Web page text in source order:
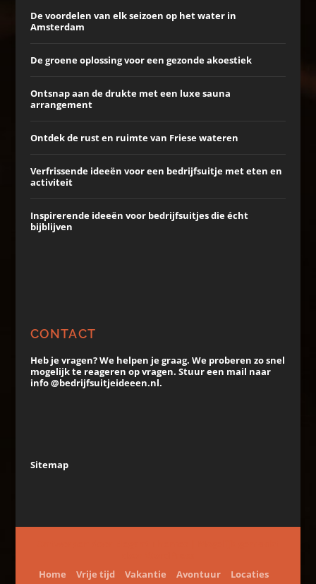
De voordelen van elk seizoen op het water in
Amsterdam
De groene oplossing voor een gezonde akoestiek
Ontsnap aan de drukte met een luxe sauna
arrangement
Ontdek de rust en ruimte van Friese wateren
Verfrissende ideeën voor een bedrijfsuitje met eten en
activiteit
Inspirerende ideeën voor bedrijfsuitjes die écht
bijblijven
CONTACT
Heb je vragen? We helpen je graag. We proberen zo snel
mogelijk te reageren op vragen. Stuur een mail naar
info @bedrijfsuitjeideeen.nl.
Sitemap
Home
Vrije tijd Vakantie Avontuur
Locaties